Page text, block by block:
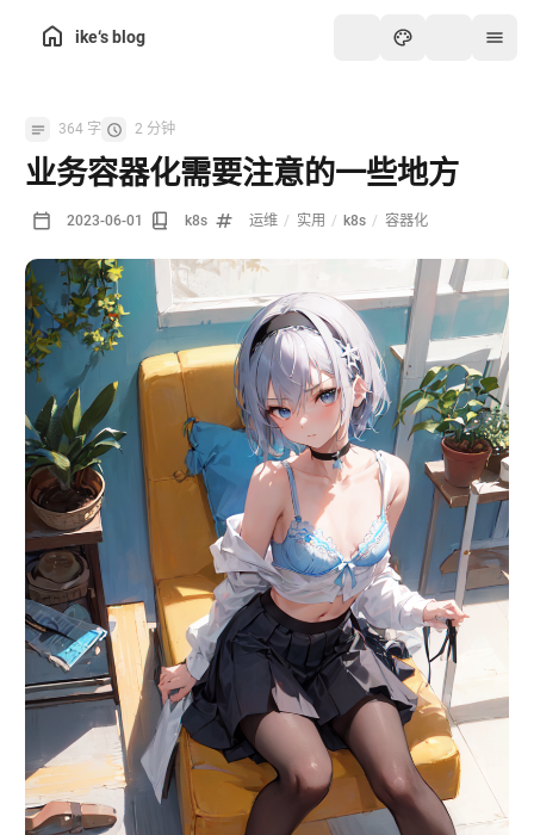
ike‘s blog
364 字 2 分钟
业务容器化需要注意的一些地方
2023-06-01 k8s 运维 / 实用 / k8s / 容器化